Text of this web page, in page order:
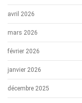
avril 2026
mars 2026
février 2026
janvier 2026
décembre 2025